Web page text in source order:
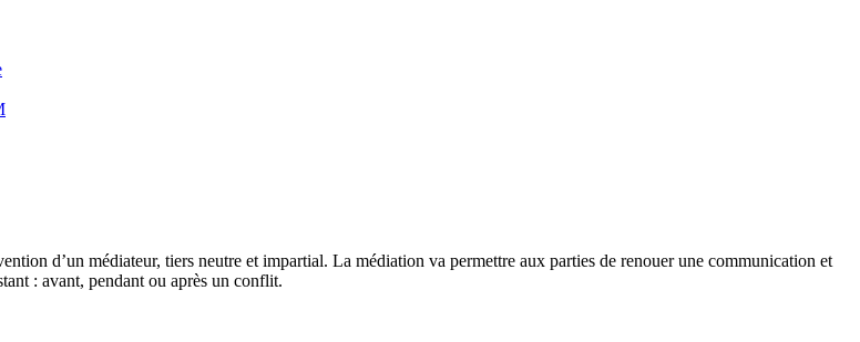
d’un médiateur, tiers neutre et impartial. La médiation va permettre aux parties de renouer une communication et
: avant, pendant ou après un conflit.